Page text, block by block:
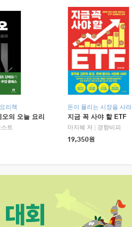
리책
의 오늘 요리
트
돈이 몰리는 시장을 사라
지금 꼭 사야 할 ETF
마지혜 저
경향비피
19,350원